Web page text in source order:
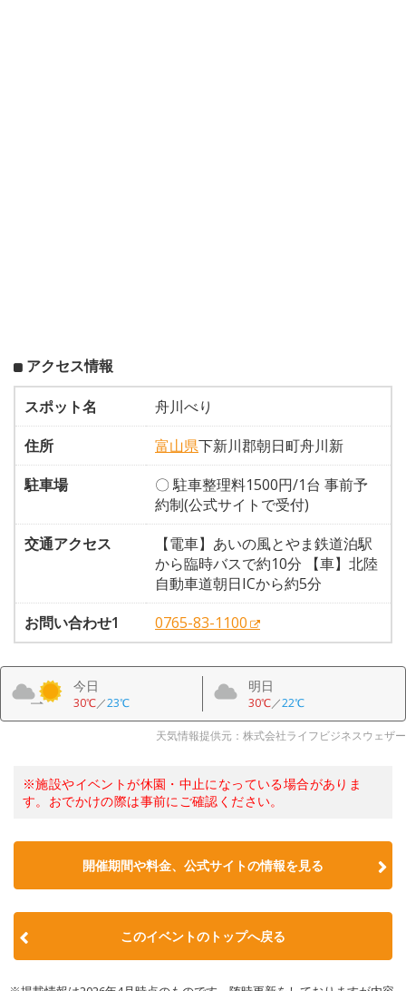
アクセス情報
スポット名
舟川べり
住所
富山県下新川郡朝日町舟川新
駐車場
〇 駐車整理料1500円/1台 事前予
約制(公式サイトで受付)
交通アクセス
【電車】あいの風とやま鉄道泊駅
から臨時バスで約10分 【車】北陸
自動車道朝日ICから約5分
お問い合わせ1
0765-83-1100
今日
30℃／23℃
明日
30℃／22℃
天気情報提供元：株式会社ライフビジネスウェザー
※施設やイベントが休園・中止になっている場合がありま
す。おでかけの際は事前にご確認ください。
開催期間や料金、公式サイトの情報を見る
このイベントのトップへ戻る